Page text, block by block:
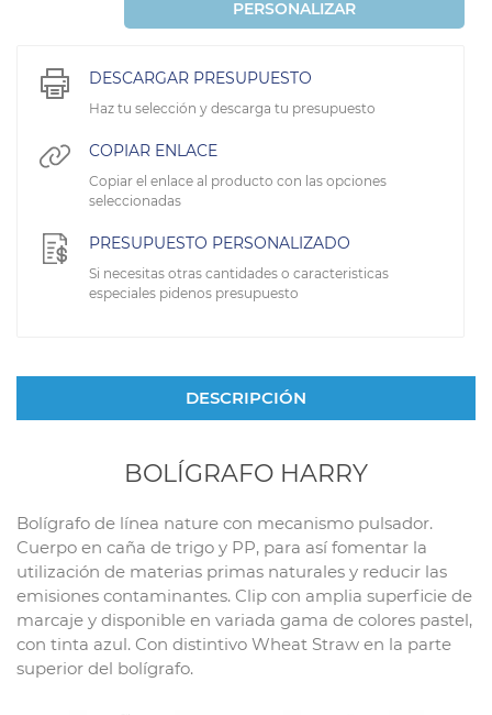
PERSONALIZAR
DESCARGAR PRESUPUESTO
Haz tu selección y descarga tu presupuesto
COPIAR ENLACE
Copiar el enlace al producto con las opciones
seleccionadas
PRESUPUESTO PERSONALIZADO
Si necesitas otras cantidades o caracteristicas
especiales pidenos presupuesto
DESCRIPCIÓN
BOLÍGRAFO HARRY
Bolígrafo de línea nature con mecanismo pulsador.
Cuerpo en caña de trigo y PP, para así fomentar la
utilización de materias primas naturales y reducir las
emisiones contaminantes. Clip con amplia superficie de
marcaje y disponible en variada gama de colores pastel,
con tinta azul. Con distintivo Wheat Straw en la parte
superior del bolígrafo.